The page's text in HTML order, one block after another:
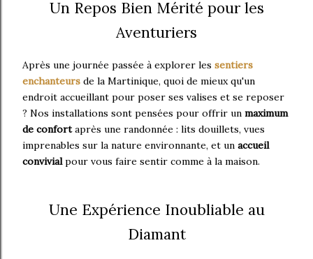
Un Repos Bien Mérité pour les
Aventuriers
Après une journée passée à explorer les sentiers
enchanteurs de la Martinique, quoi de mieux qu'un
endroit accueillant pour poser ses valises et se reposer
? Nos installations sont pensées pour offrir un maximum
de confortaprès une randonnée : lits douillets, vues
imprenables sur la nature environnante, et un accueil
convivial pour vous faire sentir comme à la maison.
Une Expérience Inoubliable au
Diamant